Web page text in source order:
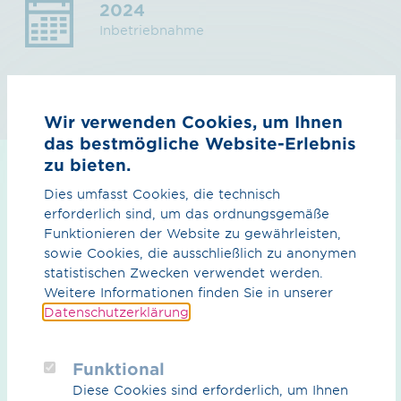
2024
Inbetriebnahme
Downloads
Wir verwenden Cookies, um Ihnen
das bestmögliche Website-Erlebnis
zu bieten.
Dies umfasst Cookies, die technisch
erforderlich sind, um das ordnungsgemäße
Funktionieren der Website zu gewährleisten,
sowie Cookies, die ausschließlich zu anonymen
statistischen Zwecken verwendet werden.
Weitere Informationen finden Sie in unserer
Datenschutzerklärung
Funktional
Diese Cookies sind erforderlich, um Ihnen